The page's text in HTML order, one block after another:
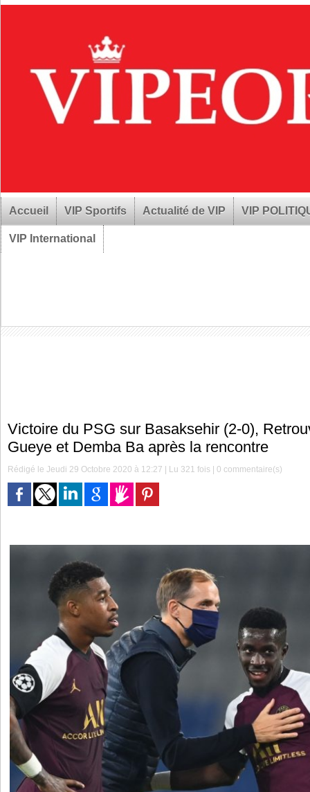
Accueil VIP Sportifs Actualité de VIP VIP
VIP International
Victoire du PSG sur Basaksehir (2-0),
Gueye et Demba Ba après la rencontre
Rédigé le Jeudi 29 Octobre 2020 à 12:27 | Lu 321 fois |0 commentaire(s)